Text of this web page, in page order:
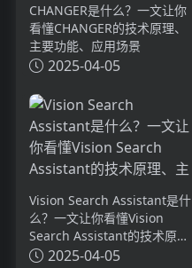
CHANGER是什么？一文让你
看懂CHANGER的技术原理、
主要功能、应用场景
2025-04-05
Vision Search Assistant是什
么？一文让你看懂Vision
Search Assistant的技术原
理、主要功能、应用场景
2025-04-05